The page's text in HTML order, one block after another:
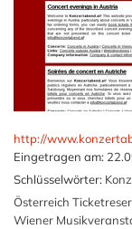
http://
Eingetragen am:
Schlüsselwörter:
Österreich
Wiener